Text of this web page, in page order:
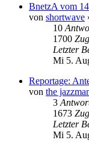
BnetzA vom
von shortwave
10
1700
Letzter
Mi 5.
Reportage:
von the
3
1673
Letzter
Mi 5.